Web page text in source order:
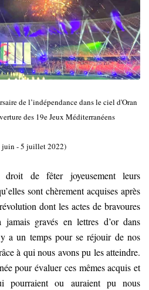
de l’indépendance dans le ciel d'Oran
des 19e Jeux Méditerranéens
juin - 5 juillet 2022)
de fêter joyeusement leurs
sont chèrement acquises après
dont les actes de bravoures
gravés en lettres d’or dans
a un temps pour se réjouir de nos
à qui nous avons pu les atteindre.
pour évaluer ces mêmes acquis et
pourraient ou auraient pu nous